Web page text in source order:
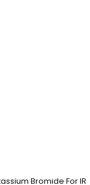
Bromide For IR